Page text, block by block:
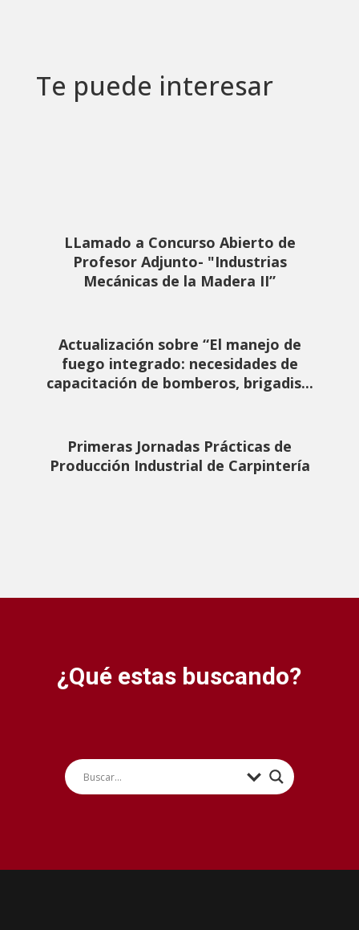
Te puede interesar
LLamado a Concurso Abierto de
Profesor Adjunto- "Industrias
Mecánicas de la Madera II”
Actualización sobre “El manejo de
fuego integrado: necesidades de
capacitación de bomberos, brigadis...
Primeras Jornadas Prácticas de
Producción Industrial de Carpintería
¿Qué estas buscando?